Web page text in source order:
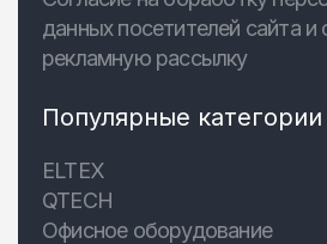
данных посетителей сайта и
рекламную рассылку
Популярные категории
ELTEX
QTECH
Офисное оборудование